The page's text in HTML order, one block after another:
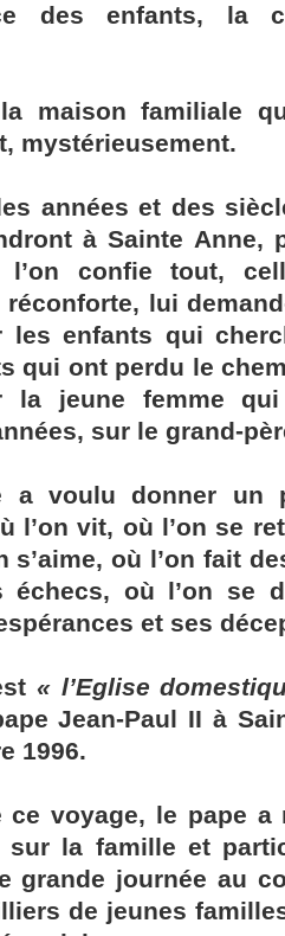
des enfants, la
maison familiale
mystérieusement.
années et des
à Sainte Anne,
confie tout,
lui
les enfants qui
qui ont perdu le
la jeune femme
sur le grand-
a voulu donner un
l’on vit, où l’on se
s’aime, où l’on fait
échecs, où l’on se
et ses
« l’Eglise
Jean-Paul II à
1996.
ce voyage, le pape a
sur la famille et
grande journée au
de jeunes